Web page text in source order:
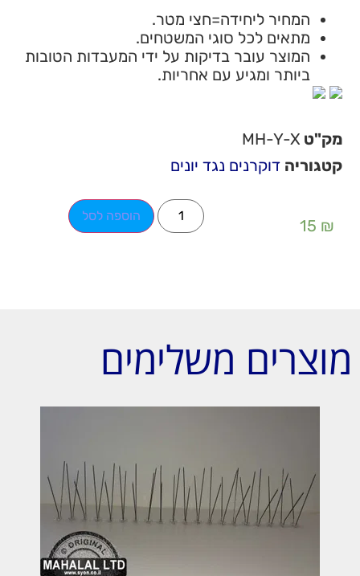
המחיר ליחידה=חצי מטר.
מתאים לכל סוגי המשטחים.
המוצר עובר בדיקות על ידי המעבדות הטובות
ביותר ומגיע עם אחריות.
מק"ט MH-Y-X
קטגוריה דוקרנים נגד יונים
15 ₪
הוספה לסל
מוצרים משלימים